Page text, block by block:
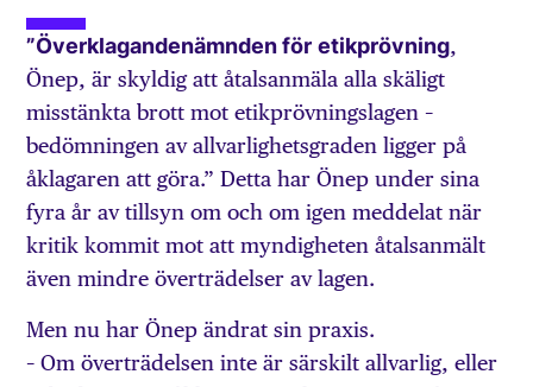
”Överklagandenämnden för etikprövning,
Önep, är skyldig att åtalsanmäla alla skäligt
misstänkta brott mot etikprövningslagen –
bedömningen av allvarlighetsgraden ligger på
åklagaren att göra.” Detta har Önep under sina
fyra år av tillsyn om och om igen meddelat när
kritik kommit mot att myndigheten åtalsanmält
även mindre överträdelser av lagen.
Men nu har Önep ändrat sin praxis.
– Om överträdelsen inte är särskilt allvarlig, eller